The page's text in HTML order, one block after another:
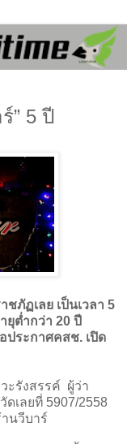
” 5 ปี
ชภัฏเลย เป็นเวลา 5
ยุต่ำกว่า 20 ปี
ประกาศคสช. เปิด
ะรังสรรค์ ผู้ว่า
ดเลยที่ 5907/2558
นวีบาร์